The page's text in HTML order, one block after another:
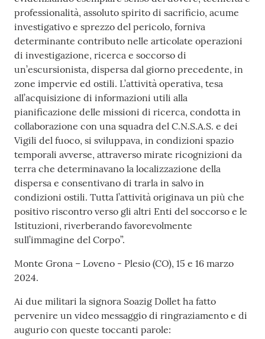
professionalità, assoluto spirito di sacrificio, acume
investigativo e sprezzo del pericolo, forniva
determinante contributo nelle articolate operazioni
di investigazione, ricerca e soccorso di
un’escursionista, dispersa dal giorno precedente, in
zone impervie ed ostili. L’attività operativa, tesa
all’acquisizione di informazioni utili alla
pianificazione delle missioni di ricerca, condotta in
collaborazione con una squadra del C.N.S.A.S. e dei
Vigili del fuoco, si sviluppava, in condizioni spazio
temporali avverse, attraverso mirate ricognizioni da
terra che determinavano la localizzazione della
dispersa e consentivano di trarla in salvo in
condizioni ostili. Tutta l’attività originava un più che
positivo riscontro verso gli altri Enti del soccorso e le
Istituzioni, riverberando favorevolmente
sull’immagine del Corpo”.
Monte Grona – Loveno - Plesio (CO), 15 e 16 marzo
2024.
Ai due militari la signora Soazig Dollet ha fatto
pervenire un video messaggio di ringraziamento e di
augurio con queste toccanti parole: